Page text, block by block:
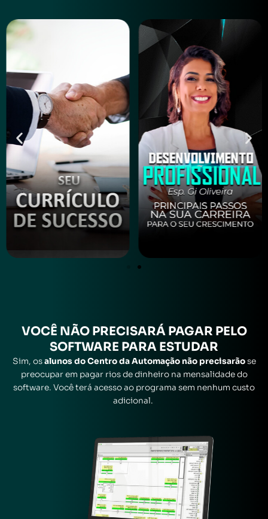
VOCÊ NÃOPRECISARÁ PAGAR PELO
SOFTWARE PARA ESTUDAR
Sim, osalunos do Centro da Automação não precisarãose
preocupar em pagar rios de dinheiro na mensalidade do
software. Você terá acesso ao programa sem nenhum custo
adicional.